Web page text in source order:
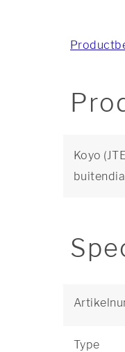
Koyo
Type